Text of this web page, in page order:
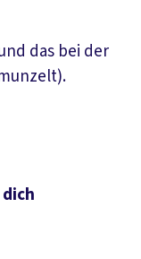
das bei der